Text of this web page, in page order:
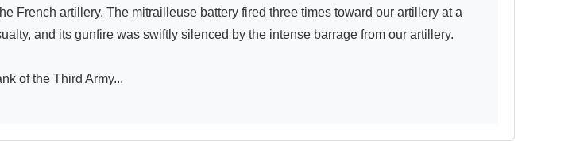
French artillery. The mitrailleuse battery fired three times toward our artillery at a
and its gunfire was swiftly silenced by the intense barrage from our artillery.
of the Third Army...